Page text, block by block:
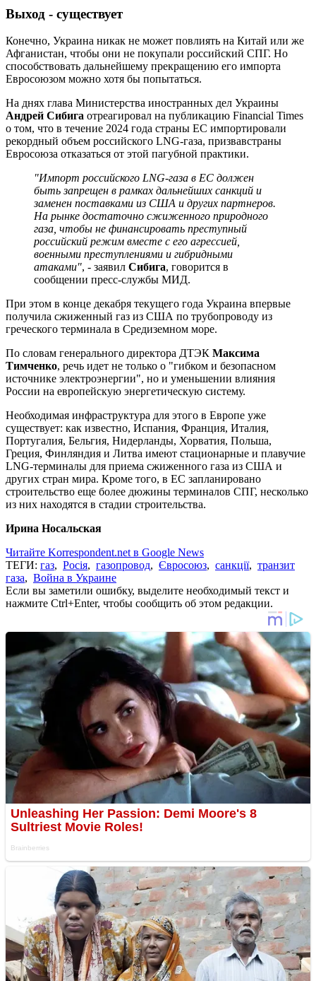
Выход - существует
Конечно, Украина никак не может повлиять на Китай или же
Афганистан, чтобы они не покупали российский СПГ. Но
способствовать дальнейшему прекращению его импорта
Евросоюзом можно хотя бы попытаться.
На днях глава Министерства иностранных дел Украины
Андрей Сибига отреагировал на публикацию Financial Times
о том, что в течение 2024 года страны ЕС импортировали
рекордный объем российского LNG-газа, призвавстраны
Евросоюза отказаться от этой пагубной практики.
"Импорт российского LNG-газа в ЕС должен
быть запрещен в рамках дальнейших санкций и
заменен поставками из США и других партнеров.
На рынке достаточно сжиженного природного
газа, чтобы не финансировать преступный
российский режим вместе с его агрессией,
военными преступлениями и гибридными
атаками", - заявил Сибига, говорится в
сообщении пресс-службы МИД.
При этом в конце декабря текущего года Украина впервые
получила сжиженный газ из США по трубопроводу из
греческого терминала в Средиземном море.
По словам генерального директора ДТЭК Максима
Тимченко, речь идет не только о "гибком и безопасном
источнике электроэнергии", но и уменьшении влияния
России на европейскую энергетическую систему.
Необходимая инфраструктура для этого в Европе уже
существует: как известно, Испания, Франция, Италия,
Португалия, Бельгия, Нидерланды, Хорватия, Польша,
Греция, Финляндия и Литва имеют стационарные и плавучие
LNG-терминалы для приема сжиженного газа из США и
других стран мира. Кроме того, в ЕС запланировано
строительство еще более дюжины терминалов СПГ, несколько
из них находятся в стадии строительства.
Ирина Носальская
Читайте Korrespondent.net в Google News
ТЕГИ: газ, Росія, газопровод, Євросоюз, санкції, транзит
газа, Война в Украине
Если вы заметили ошибку, выделите необходимый текст и
нажмите Ctrl+Enter, чтобы сообщить об этом редакции.